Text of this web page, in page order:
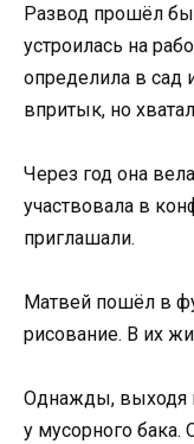
Развод прошёл
устроилась на
определила в сад
впритык, но
Через год она
участвовала в
приглашали.
Матвей пошёл в
рисование. В их
Однажды, выходя
у мусорного бака.